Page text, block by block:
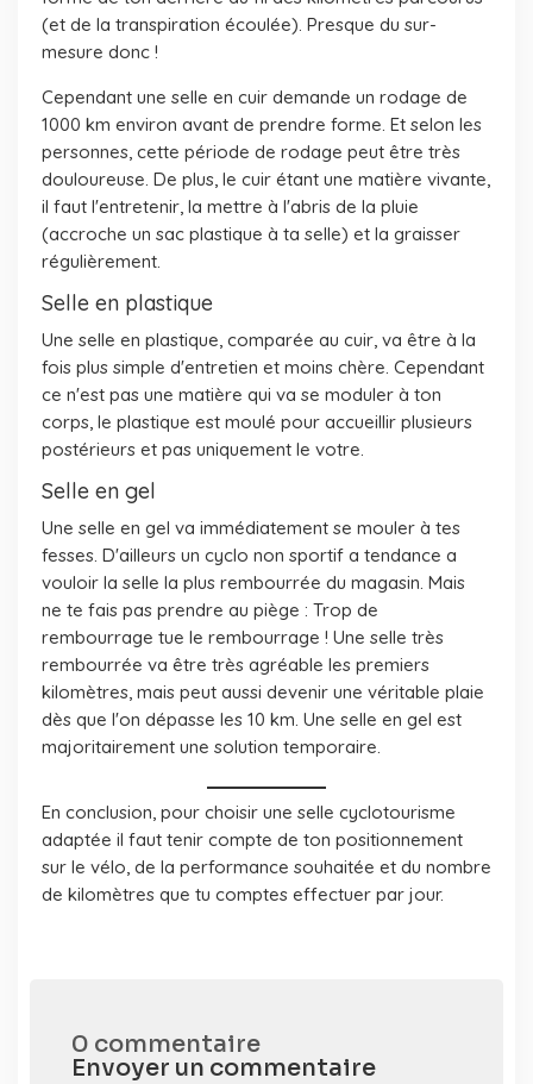
(et de la transpiration écoulée). Presque du sur-
mesure donc !
Cependant une selle en cuir demande un rodage de
1000 km environ avant de prendre forme. Et selon les
personnes, cette période de rodage peut être très
douloureuse. De plus, le cuir étant une matière vivante,
il faut l'entretenir, la mettre à l'abris de la pluie
(accroche un sac plastique à ta selle) et la graisser
régulièrement.
Selle en plastique
Une selle en plastique, comparée au cuir, va être à la
fois plus simple d'entretien et moins chère. Cependant
ce n'est pas une matière qui va se moduler à ton
corps, le plastique est moulé pour accueillir plusieurs
postérieurs et pas uniquement le votre.
Selle en gel
Une selle en gel va immédiatement se mouler à tes
fesses. D'ailleurs un cyclo non sportif a tendance a
vouloir la selle la plus rembourrée du magasin. Mais
ne te fais pas prendre au piège : Trop de
rembourrage tue le rembourrage ! Une selle très
rembourrée va être très agréable les premiers
kilomètres, mais peut aussi devenir une véritable plaie
dès que l'on dépasse les 10 km. Une selle en gel est
majoritairement une solution temporaire.
En conclusion, pour choisir une selle cyclotourisme
adaptée il faut tenir compte de ton positionnement
sur le vélo, de la performance souhaitée et du nombre
de kilomètres que tu comptes effectuer par jour.
0 commentaire
Envoyer un commentaire